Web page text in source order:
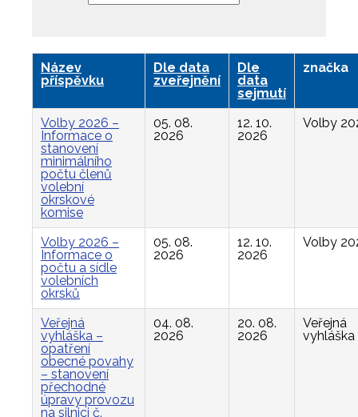
Název
příspěvku
Dle data
zveřejnění
Dle
data
sejmutí
značka
Volby 2026 –
Informace o
stanovení
minimálního
počtu členů
volební
okrskové
komise
05. 08.
2026
12. 10.
2026
Volby
Volby 2026 –
Informace o
počtu a sídle
volebních
okrsků
05. 08.
2026
12. 10.
2026
Volby
Veřejná
vyhláška –
opatření
obecné povahy
– stanovení
přechodné
úpravy provozu
na silnici č.
04. 08.
2026
20. 08.
2026
Veřejná
vyhláška